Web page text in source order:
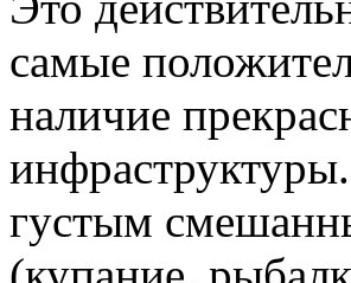
самые
наличие
густым